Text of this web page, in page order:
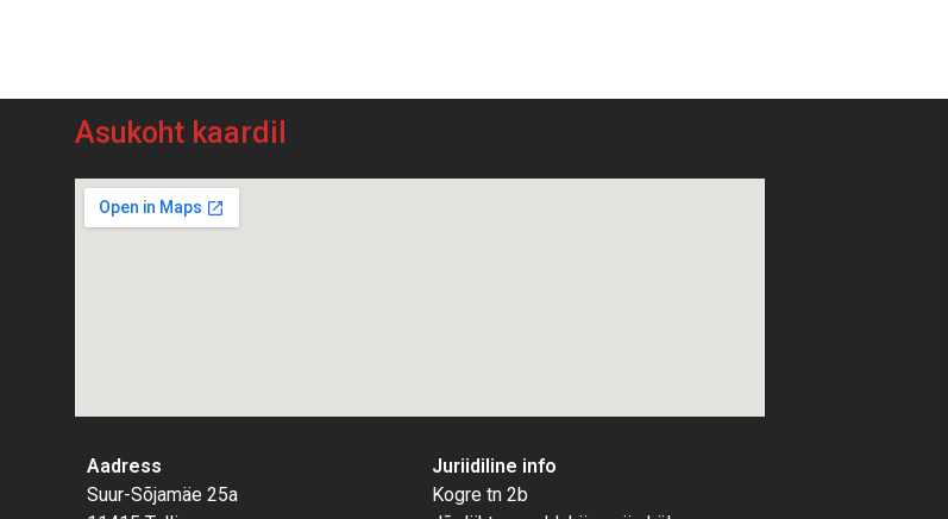
Asukoht kaardil
Aadress
Suur-Sõjamäe 25a
Juriidiline info
Kogre tn 2b